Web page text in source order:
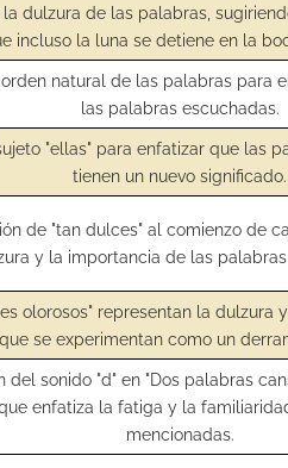
la dulzura de las palabras,
incluso la luna se detiene en la
natural de las palabras para
las palabras escuchadas.
"ellas" para enfatizar que las
tienen un nuevo significado.
de "tan dulces" al comienzo de
y la importancia de las
olorosos" representan la dulzura
se experimentan como un
del sonido "d" en "Dos palabras
enfatiza la fatiga y la
mencionadas.